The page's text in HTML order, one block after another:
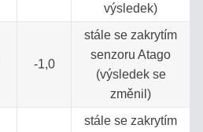
výsledek)
-1,0
stále se zakrytím
senzoru Atago
(výsledek se
změnil)
stále se zakrytím